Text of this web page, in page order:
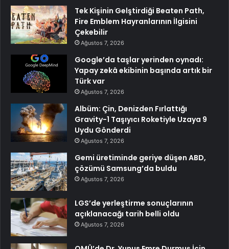
Tek Kişinin Gelştirdiği Beaten Path,
Fire Emblem Hayranlarının İlgisini
Çekebilir
Ağustos 7, 2026
Google’da taşlar yerinden oynadı:
Yapay zekâ ekibinin başında artık bir
Türk var
Ağustos 7, 2026
Albüm: Çin, Denizden Fırlattığı
Gravity-1 Taşıyıcı Roketiyle Uzaya 9
Uydu Gönderdi
Ağustos 7, 2026
Gemi üretiminde geriye düşen ABD,
çözümü Samsung’da buldu
Ağustos 7, 2026
LGS’de yerleştirme sonuçlarının
açıklanacağı tarih belli oldu
Ağustos 7, 2026